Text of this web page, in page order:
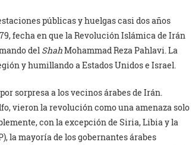
públicas y huelgas casi dos años
fecha en que la Revolución Islámica de Irán
del ShahMohammad Reza Pahlavi. La
y humillando a Estados Unidos e Israel.
sorpresa a los vecinos árabes de Irán.
vieron la revolución como una amenaza solo
con la excepción de Siria, Libia y la
la mayoría de los gobernantes árabes